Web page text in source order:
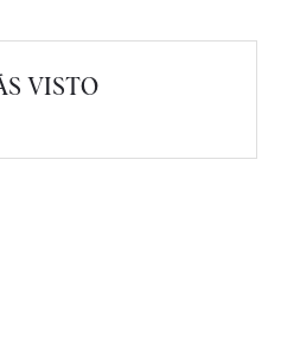
VISTO